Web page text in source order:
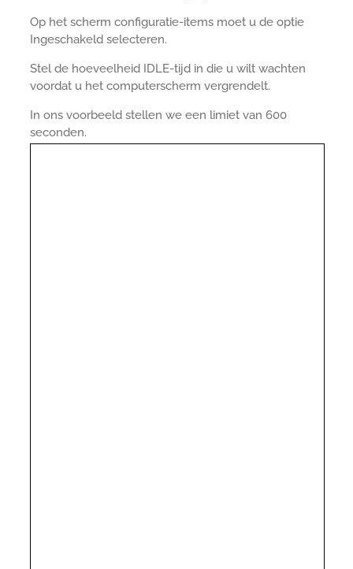
Op het scherm configuratie-items moet u de optie
Ingeschakeld selecteren.
Stel de hoeveelheid IDLE-tijd in die u wilt wachten
voordat u het computerscherm vergrendelt.
In ons voorbeeld stellen we een limiet van 600
seconden.